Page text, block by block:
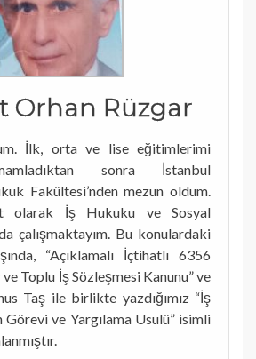
Orhan Rüzgar
İlk, orta ve lise eğitimlerimi
sonra İstanbul
Fakültesi’nden mezun oldum.
olarak İş Hukuku ve Sosyal
çalışmaktayım. Bu konulardaki
“Açıklamalı İçtihatlı 6356
ve Toplu İş Sözleşmesi Kanunu” ve
Taş ile birlikte yazdığımız “İş
ve Yargılama Usulü” isimli